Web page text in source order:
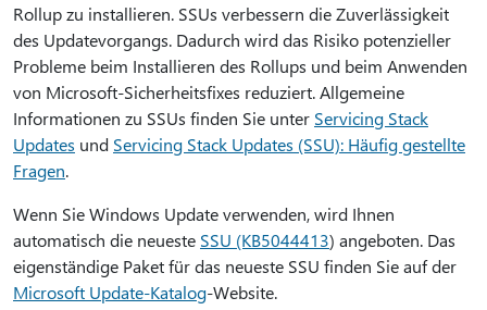
Rollup zu installieren. SSUs verbessern die Zuverlässigkeit
des Updatevorgangs. Dadurch wird das Risiko potenzieller
Probleme beim Installieren des Rollups und beim Anwenden
von Microsoft-Sicherheitsfixes reduziert. Allgemeine
Informationen zu SSUs finden Sie unter Servicing Stack
Updates und Servicing Stack Updates (SSU): Häufig gestellte
Fragen.
Wenn Sie Windows Update verwenden, wird Ihnen
automatisch die neueste SSU (KB5044413) angeboten. Das
eigenständige Paket für das neueste SSU finden Sie auf der
Microsoft Update-Katalog-Website.